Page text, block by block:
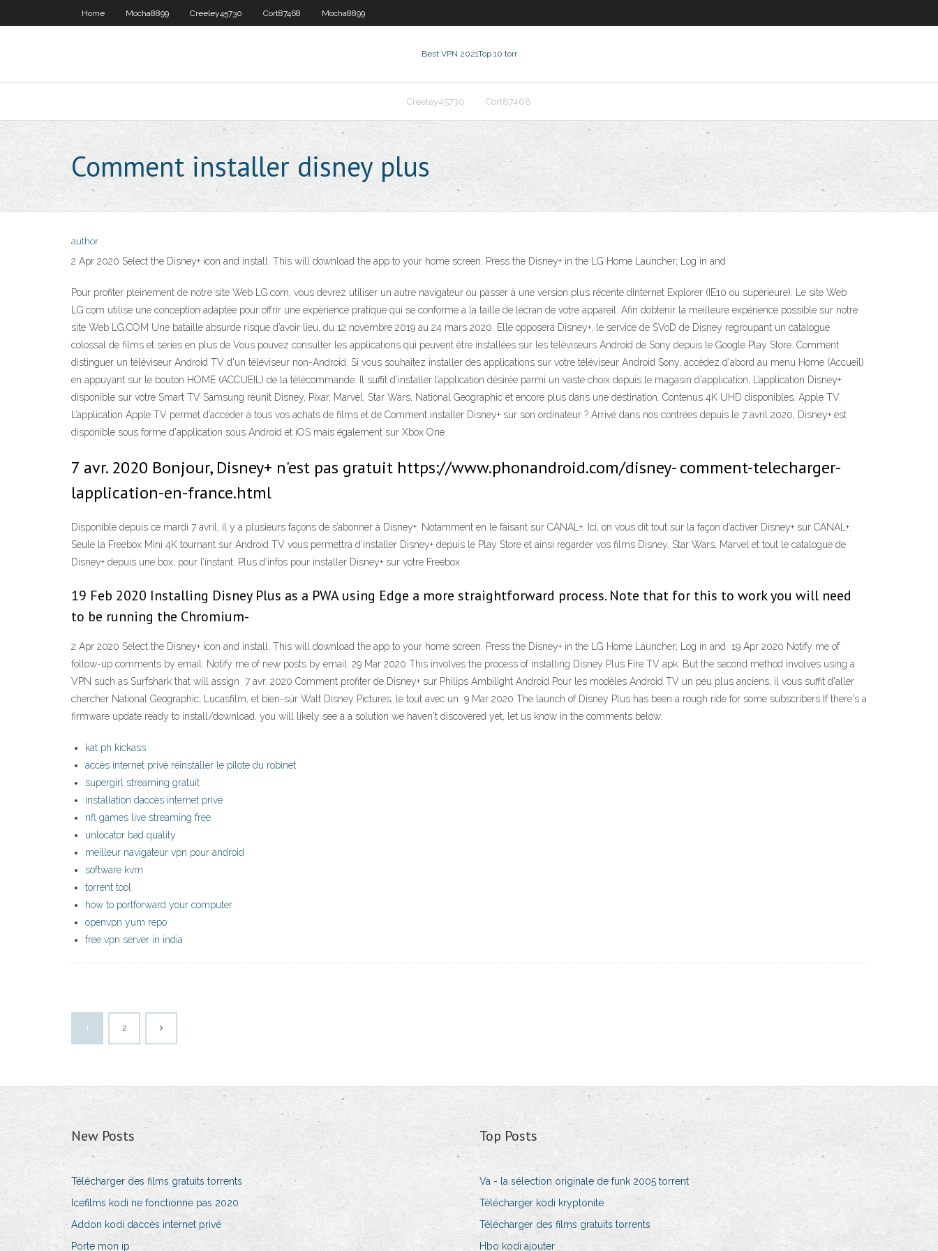
Home Mocha8899 Creeley45730 Cort87468 Mocha8899
Best VPN 2021Top 10 torr
Creeley45730 Cort87468
Comment installer disney plus
author
2 Apr 2020 Select the Disney+ icon and install. This will download the app to your home screen. Press the Disney+ in the LG Home Launcher; Log in and
Pour profiter pleinement de notre site Web LG.com, vous devrez utiliser un autre navigateur ou passer à une version plus récente dInternet Explorer (IE10 ou supérieure). Le site Web
LG.com utilise une conception adaptée pour offrir une expérience pratique qui se conforme à la taille de lécran de votre appareil. Afin dobtenir la meilleure expérience possible sur notre
site Web LG.COM Une bataille absurde risque d’avoir lieu, du 12 novembre 2019 au 24 mars 2020. Elle opposera Disney+, le service de SVoD de Disney regroupant un catalogue
colossal de films et séries en plus de Vous pouvez consulter les applications qui peuvent être installées sur les téléviseurs Android de Sony depuis le Google Play Store. Comment
distinguer un téléviseur Android TV d'un téléviseur non-Android. Si vous souhaitez installer des applications sur votre téléviseur Android Sony, accédez d'abord au menu Home (Accueil)
en appuyant sur le bouton HOME (ACCUEIL) de la télécommande. Il suffit d’installer l’application désirée parmi un vaste choix depuis le magasin d'application, L’application Disney+
disponible sur votre Smart TV Samsung réunit Disney, Pixar, Marvel, Star Wars, National Geographic et encore plus dans une destination. Contenus 4K UHD disponibles. Apple TV.
L’application Apple TV permet d’accéder à tous vos achats de films et de Comment installer Disney+ sur son ordinateur ? Arrivé dans nos contrées depuis le 7 avril 2020, Disney+ est
disponible sous forme d'application sous Android et iOS mais également sur Xbox One
7 avr. 2020 Bonjour, Disney+ n'est pas gratuit https://www.phonandroid.com/disney- comment-telecharger-
lapplication-en-france.html
Disponible depuis ce mardi 7 avril, il y a plusieurs façons de s’abonner à Disney+. Notamment en le faisant sur CANAL+. Ici, on vous dit tout sur la façon d’activer Disney+ sur CANAL+.
Seule la Freebox Mini 4K tournant sur Android TV vous permettra d’installer Disney+ depuis le Play Store et ainsi regarder vos films Disney, Star Wars, Marvel et tout le catalogue de
Disney+ depuis une box, pour l’instant. Plus d’infos pour installer Disney+ sur votre Freebox.
19 Feb 2020 Installing Disney Plus as a PWA using Edge a more straightforward process. Note that for this to work you will need
to be running the Chromium-
2 Apr 2020 Select the Disney+ icon and install. This will download the app to your home screen. Press the Disney+ in the LG Home Launcher; Log in and 19 Apr 2020 Notify me of
follow-up comments by email. Notify me of new posts by email. 29 Mar 2020 This involves the process of installing Disney Plus Fire TV apk. But the second method involves using a
VPN such as Surfshark that will assign 7 avr. 2020 Comment profiter de Disney+ sur Philips Ambilight Android Pour les modèles Android TV un peu plus anciens, il vous suffit d'aller
chercher National Geographic, Lucasfilm, et bien-sûr Walt Disney Pictures, le tout avec un 9 Mar 2020 The launch of Disney Plus has been a rough ride for some subscribers If there's a
firmware update ready to install/download, you will likely see a a solution we haven't discovered yet, let us know in the comments below.
kat ph kickass
accès internet privé réinstaller le pilote du robinet
supergirl streaming gratuit
installation daccès internet privé
nfl games live streaming free
unlocator bad quality
meilleur navigateur vpn pour android
software kvm
torrent tool
how to portforward your computer
openvpn yum repo
free vpn server in india
1 2
New Posts
Télécharger des films gratuits torrents
Icefilms kodi ne fonctionne pas 2020
Addon kodi daccès internet privé
Porte mon ip
Top Posts
Va - la sélection originale de funk 2005 torrent
Télécharger kodi kryptonite
Télécharger des films gratuits torrents
Hbo kodi ajouter